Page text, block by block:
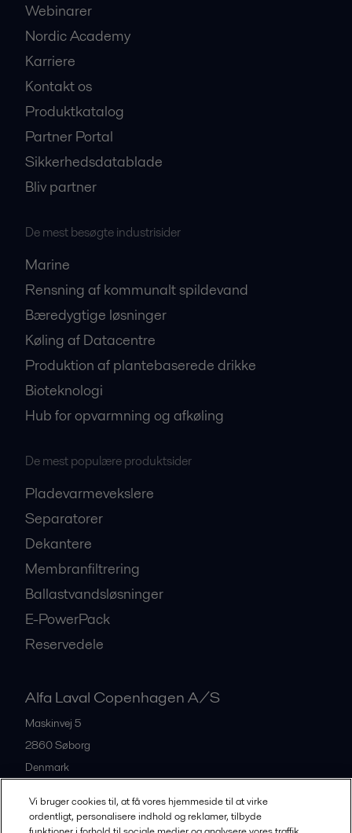
Webinarer
Nordic Academy
Karriere
Kontakt os
Produktkatalog
Partner Portal
Sikkerhedsdatablade
Bliv partner
De mest besøgte industrisider
Marine
Rensning af kommunalt spildevand
Bæredygtige løsninger
Køling af Datacentre
Produktion af plantebaserede drikke
Bioteknologi
Hub for opvarmning og afkøling
De mest populære produktsider
Pladevarmevekslere
Separatorer
Dekantere
Membranfiltrering
Ballastvandsløsninger
E-PowerPack
Reservedele
Alfa Laval Copenhagen A/S
Maskinvej 5
2860Søborg
Denmark
Vi bruger cookies til, at få vores hjemmeside til at virke
ordentligt, personalisere indhold og reklamer, tilbyde